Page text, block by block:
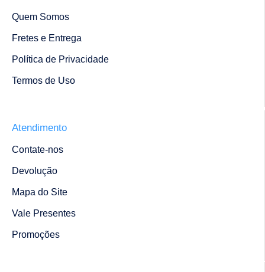
Quem Somos
Fretes e Entrega
Política de Privacidade
Termos de Uso
Atendimento
Contate-nos
Devolução
Mapa do Site
Vale Presentes
Promoções